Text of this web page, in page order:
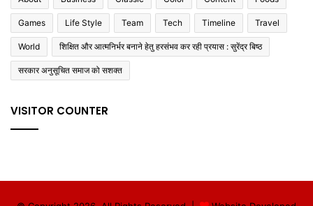
Games Life Style Team Tech Timeline Travel
World शिक्षित और आत्मनिर्भर बनाने हेतु हरसंभव कर रही प्रयास : सुरेंद्र बिष्ठ
सरकार अनुसूचित समाज को सशक्त
VISITOR COUNTER